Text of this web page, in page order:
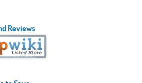
Reviews